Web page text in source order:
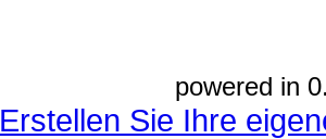
powered in
Erstellen Sie Ihre